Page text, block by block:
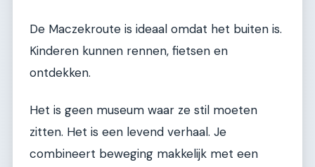
De Maczekroute is ideaal omdat het buiten is.
Kinderen kunnen rennen, fietsen en
ontdekken.
Het is geen museum waar ze stil moeten
zitten. Het is een levend verhaal. Je
combineert beweging makkelijk met een